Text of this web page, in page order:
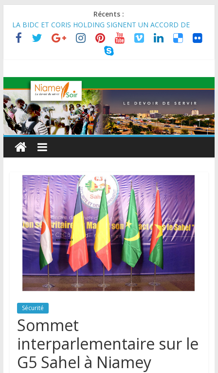
Récents :
LA BIDC ET CORIS HOLDING SIGNENT UN ACCORD DE
FINANCEMENT DE 80 MILLIONS D’EUROS POUR
RENFORCER LES CHAÎNES DE VALEUR ALIMENTAIRES,
ÉNERGÉTIQUES ET AGRICOLES EN AFRIQUE DE L’OUEST
Général de Division Mohamed TOUMBA a reçu en audience
son homologue du Burkina Faso et délégation du Kawar.
BANQUE MONDIALE : L’IA offre un levier vital aux économies
en développement en panne de croissance (Communiqué)
AES : Le Chef de l’Etat a reçu en audience à Maradi les
ministres en charge de l’Environnement du Burkina Faso et du
Mali.
MARADI : Le Président de la République, Chef de l’État, S.E le
pour la célébration de la 3ᵉ édition de la Journée Nationale de
l’Arbre (JNA).
Sécurité
Sommet
interparlementaire sur le
G5 Sahel à Niamey